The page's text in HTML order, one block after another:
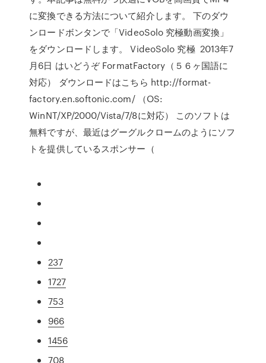
に変換できる方法について紹介します。 下のダウ
ンロードボンタンで「VideoSolo 究極動画変換」
をダウンロードします。 VideoSolo 究極 2013年7
月6日 はいどうぞ FormatFactory（５６ヶ国語に
対応） ダウンロードはこちら http://format-
factory.en.softonic.com/ （OS:
WinNT/XP/2000/Vista/7/8に対応） このソフトは
無料ですが、最近はグーグルクロームのようにソフ
トを提供しているスポンサー（
237
1727
753
966
1456
708